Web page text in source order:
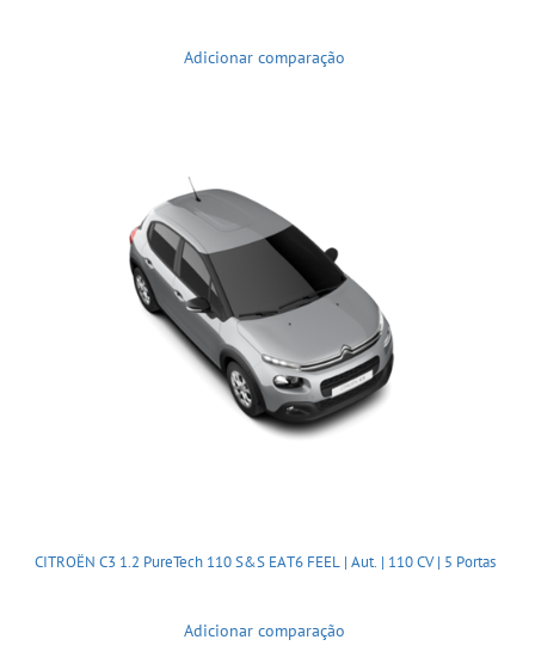
Adicionar comparação
CITROËN C3 1.2 PureTech 110 S&S EAT6 FEEL | Aut. | 110 CV | 5 Portas
Adicionar comparação